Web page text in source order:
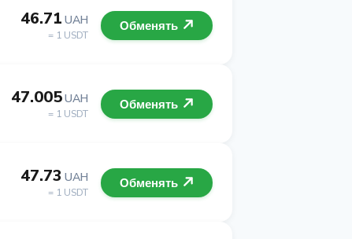
46.71 UAH
= 1 USDT
Обменять
47.005UAH
= 1 USDT
Обменять
47.73 UAH
= 1 USDT
Обменять